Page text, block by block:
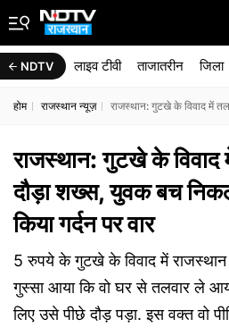
NDTV लाइव टीवी ताजातरीन जिला
होम राजस्थान न्यूज़ राजस्थान: गुटखे के विवाद में
राजस्थान: गुटखे के विवाद
दौड़ा शख्स, युवक बच
किया गर्दन पर वार
5 रुपये के गुटखे के विवाद में
गुस्सा आया कि वो घर से तलवार ले
लिए उसे पीछे दौड़ पड़ा. इस वक्त वो